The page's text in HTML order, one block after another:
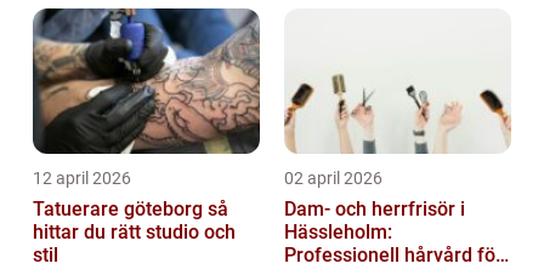
12 april 2026
Tatuerare göteborg så
hittar du rätt studio och
stil
02 april 2026
Dam- och herrfrisör i
Hässleholm:
Professionell hårvård för